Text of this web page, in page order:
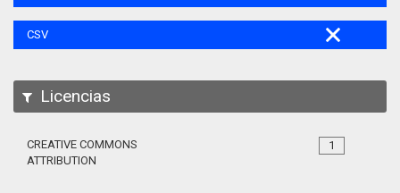
CSV
Licencias
1
CREATIVE COMMONS
ATTRIBUTION